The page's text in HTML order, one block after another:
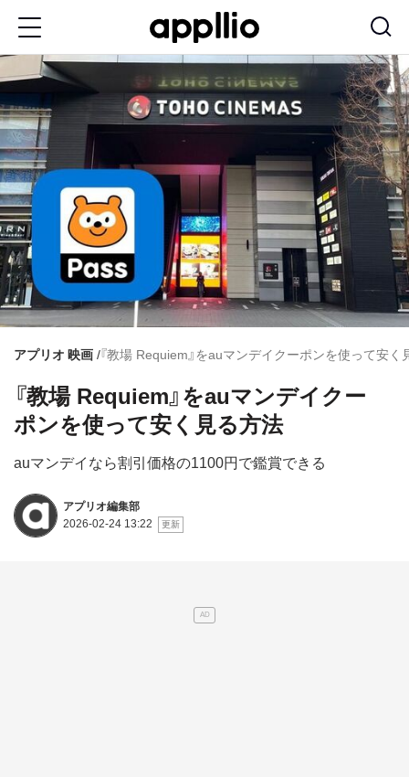
ン
コ
ン
テ
ン
ツ
に
移
動
アプリオ 映画 『教場 Requiem』をauマンデイクーポンを使って安
『教場 Requiem』をauマンデイクー
ポンを使って安く見る方法
auマンデイなら割引価格の1100円で鑑賞できる
アプリオ編集部
2026-02-24 13:22